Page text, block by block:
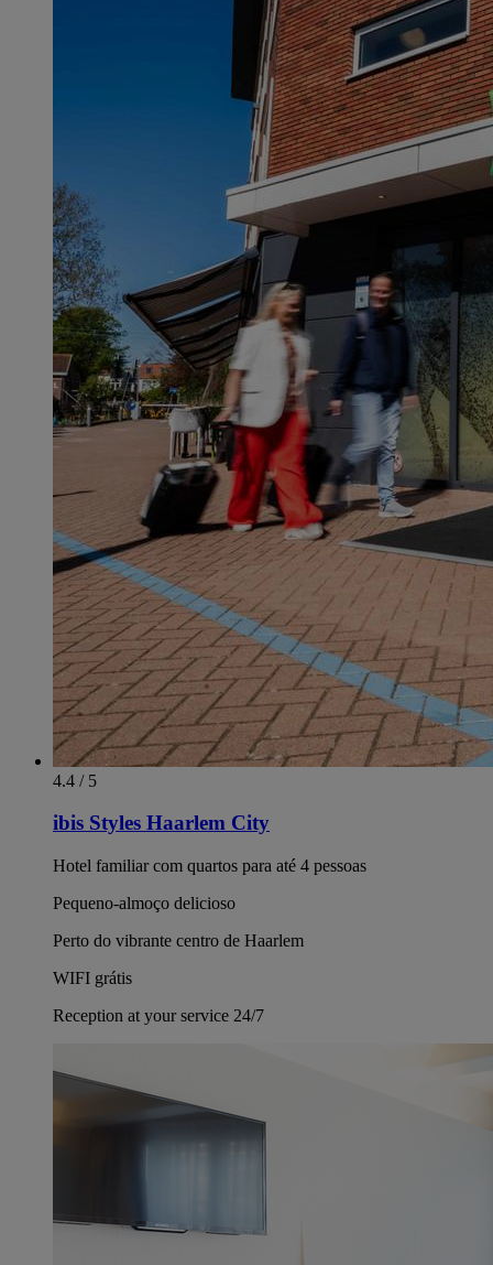
4.4 / 5
ibis Styles Haarlem City
Hotel familiar com quartos para até 4 pessoas
Pequeno-almoço delicioso
Perto do vibrante centro de Haarlem
WIFI grátis
Reception at your service 24/7